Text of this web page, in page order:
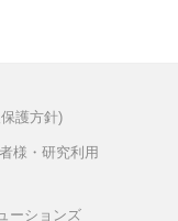
護方針)
様・研究利用
ーションズ